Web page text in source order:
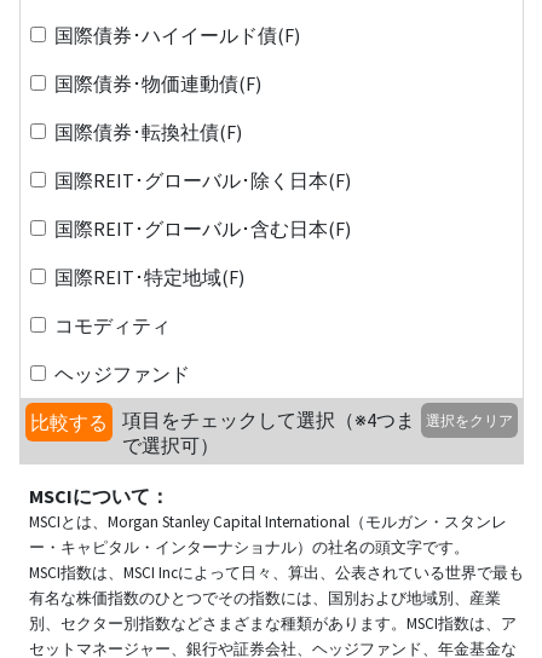
国際債券･ハイイールド債(F)
国際債券･物価連動債(F)
国際債券･転換社債(F)
国際REIT･グローバル･除く日本(F)
国際REIT･グローバル･含む日本(F)
国際REIT･特定地域(F)
コモディティ
ヘッジファンド
比較する
項目をチェックして選択（※4つま
で選択可）
選択をクリア
MSCIについて：
MSCIとは、Morgan Stanley Capital International（モルガン・スタンレ
ー・キャピタル・インターナショナル）の社名の頭文字です。
MSCI指数は、MSCI Incによって日々、算出、公表されている世界で最も
有名な株価指数のひとつでその指数には、国別および地域別、産業
別、セクター別指数などさまざまな種類があります。MSCI指数は、ア
セットマネージャー、銀行や証券会社、ヘッジファンド、年金基金な